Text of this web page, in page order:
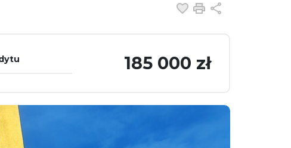
Dodaj do
Drukuj
185 000 zł